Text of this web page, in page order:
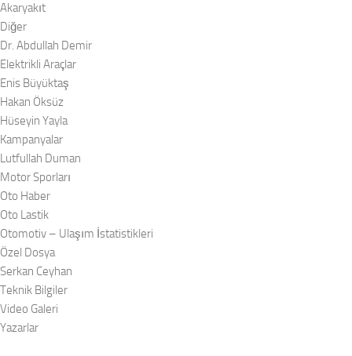
Akaryakıt
Diğer
Dr. Abdullah Demir
Elektrikli Araçlar
Enis Büyüktaş
Hakan Öksüz
Hüseyin Yayla
Kampanyalar
Lutfullah Duman
Motor Sporları
Oto Haber
Oto Lastik
Otomotiv – Ulaşım İstatistikleri
Özel Dosya
Serkan Ceyhan
Teknik Bilgiler
Video Galeri
Yazarlar